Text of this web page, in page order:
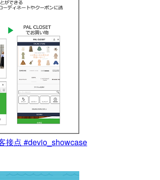
接点 #devio_showcase